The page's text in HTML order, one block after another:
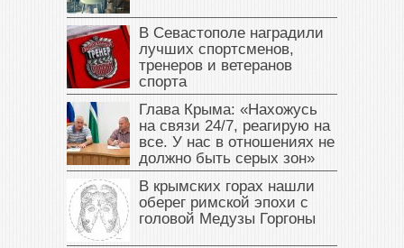
В Севастополе наградили
лучших спортсменов,
тренеров и ветеранов
спорта
Глава Крыма: «Нахожусь
на связи 24/7, реагирую на
все. У нас в отношениях не
должно быть серых зон»
В крымских горах нашли
оберег римской эпохи с
головой Медузы Горгоны